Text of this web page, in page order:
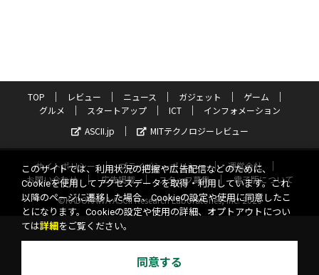
TOP レビュー ニュース ガジェット
ゲーム
グルメ
スタートアップ ICT
インフォメーション
ASCII.jp
MITテクノロジーレビュー
サイトポリシー プライバシーポリシー
運営会社
お問い合わせ
広告掲載 スタッフ募集
電子版について
©KADOKAWA ASCII Research Laboratories, Inc. 2026
このサイトでは、利用状況の把握や広告配信などのために、
Cookieを使用してアクセスデータを取得・利用しています。これ
以降のページに遷移した場合、Cookieの設定や使用に同意したこ
とになります。Cookieの設定や使用の詳細、オプトアウトについ
ては詳細 をご覧ください。
同意する